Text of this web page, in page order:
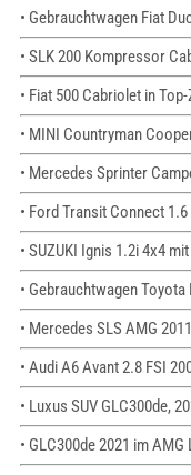
• Gebrauchtwagen Fiat
• SLK 200 Kompressor
• Fiat 500 Cabriolet in
• MINI Countryman
• Mercedes Sprinter
• Ford Transit Connect
• SUZUKI Ignis 1.2i 4x4
• Gebrauchtwagen Toyota
• Mercedes SLS AMG
• Audi A6 Avant 2.8 FSI
• Luxus SUV GLC300de,
• GLC300de 2021 im